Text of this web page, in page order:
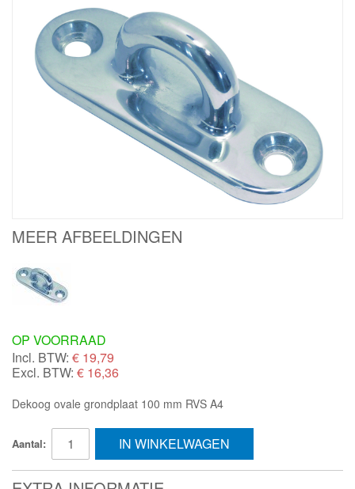
MEER AFBEELDINGEN
OP VOORRAAD
Incl. BTW: € 19,79
Excl. BTW: € 16,36
Dekoog ovale grondplaat 100 mm RVS A4
Aantal: IN WINKELWAGEN